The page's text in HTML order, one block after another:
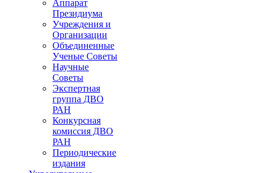
Аппарат
Президиума
Учреждения и
Организации
Объединенные
Ученые Советы
Научные
Советы
Экспертная
группа ДВО
РАН
Конкурсная
комиссия ДВО
РАН
Периодические
издания